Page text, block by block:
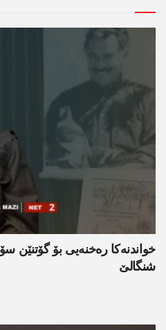
خواندنه‌كا رەخنەیی بۆ گۆتنێن
شنگالێ